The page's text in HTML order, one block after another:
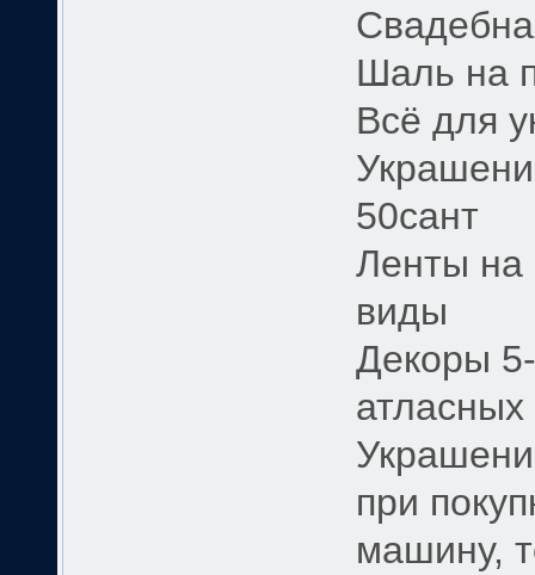
Шаль на
Всё для
50сант
Ленты на
виды
Декоры
атласных
при
машину,